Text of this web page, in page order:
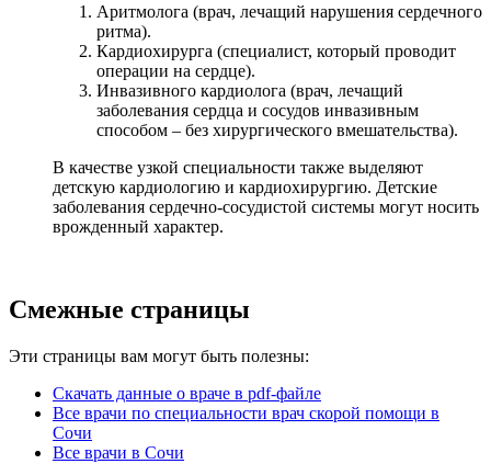
Аритмолога (врач, лечащий нарушения сердечного
ритма).
Кардиохирурга (специалист, который проводит
операции на сердце).
Инвазивного кардиолога (врач, лечащий
заболевания сердца и сосудов инвазивным
способом – без хирургического вмешательства).
В качестве узкой специальности также выделяют
детскую кардиологию и кардиохирургию. Детские
заболевания сердечно-сосудистой системы могут носить
врожденный характер.
Смежные страницы
Эти страницы вам могут быть полезны:
Скачать данные о враче в pdf-файле
Все врачи по специальности врач скорой помощи в
Сочи
Все врачи в Сочи